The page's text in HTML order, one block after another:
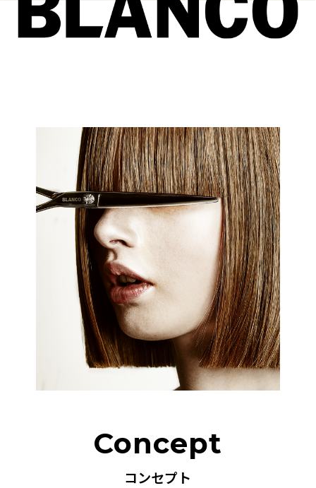
Concept
コンセプト